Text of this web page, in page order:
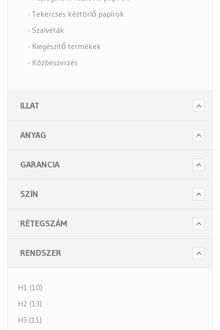
- Tekercses kéztörlő papírok
- Szalvéták
- Kiegészítő termékek
- Közbeszerzés
- Törlő és tisztító papírok
- Intim betét gyűjtők
- Toalett papírok
ILLAT
ANYAG
GARANCIA
SZÍN
RÉTEGSZÁM
RENDSZER
H1 (10)
H2 (13)
H3 (11)